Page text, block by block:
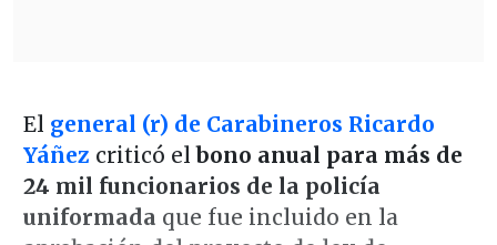
El general (r) de Carabineros Ricardo
Yáñez criticó elbono anual para más de
24 mil funcionarios de la policía
uniformada que fue incluido en la